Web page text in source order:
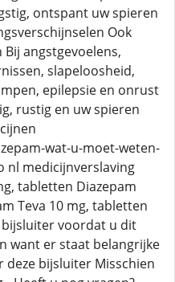
ontspant uw spieren
Ook
angstgevoelens,
slapeloosheid,
epilepsie en onrust
rustig en uw spieren
wat-u-moet-weten-
nl medicijnverslaving
tabletten Diazepam
Teva 10 mg, tabletten
bijsluiter voordat u dit
want er staat belangrijke
deze bijsluiter Misschien